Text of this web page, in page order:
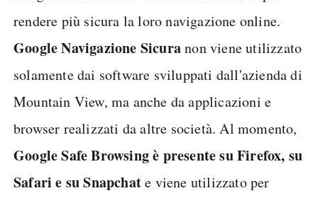
rendere più sicura la loro navigazione online.
Google Navigazione Sicuranon viene utilizzato
solamente dai software sviluppati dall'azienda di
Mountain View, ma anche da applicazioni e
browser realizzati da altre società. Al momento,
Google Safe Browsing è presente su Firefox, su
Safari e su Snapchate viene utilizzato per